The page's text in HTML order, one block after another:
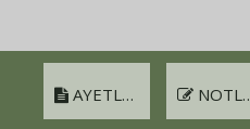
AYETLER NOTLAR